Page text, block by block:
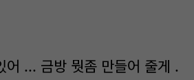
어 ... 금방 뭣좀 만들어 줄게 .